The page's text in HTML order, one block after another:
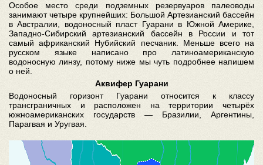
Особое место среди подземных резервуаров палеоводы
занимают четыре крупнейших: Большой Артезианский бассейн
в Австралии, водоносный пласт Гуарани в Южной Америке,
Западно-Сибирский артезианский бассейн в России и тот
самый африканский Нубийский песчаник. Меньше всего на
русском языке написано про латиноамериканскую
водоносную линзу, потому ниже мы чуть подробнее напишем
о ней.
Аквифер Гуарани
Водоносный горизонт Гуарани относится к классу
трансграничных и расположен на территории четырёх
южноамериканских государств — Бразилии, Аргентины,
Парагвая и Уругвая.